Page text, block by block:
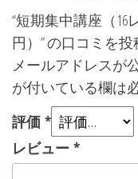
“短期集中講座（16
円）” の口コミを
メールアドレスが
が付いている欄は
評価 *
レビュー *